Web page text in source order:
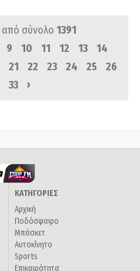
από σύνολο 1391
9 10 11 12 13
14
21 22 23 24 25
26
33 ›
ΚΑΤΗΓΟΡΙΕΣ
Αρχική
Ποδόσφαιρο
Μπάσκετ
Αυτοκίνητο
Sports
Επικαιρότητα